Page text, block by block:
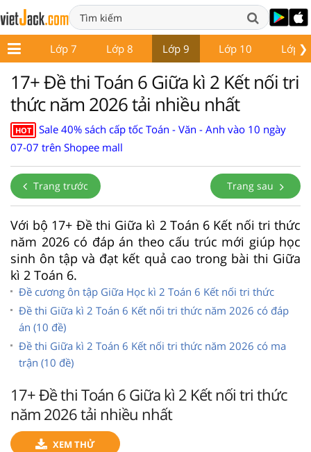
❯
6 Lớp 7 Lớp 8 Lớp 9 Lớp 10 Lớp
17+ Đề thi Toán 6 Giữa kì 2 Kết nối tri
thức năm 2026 tải nhiều nhất
HOT
Sale 40% sách cấp tốc Toán - Văn - Anh vào 10 ngày
07-07 trên Shopee mall
Trang trước Trang sau
Với bộ 17+ Đề thi Giữa kì 2 Toán 6 Kết nối tri thức
năm 2026 có đáp án theo cấu trúc mới giúp học
sinh ôn tập và đạt kết quả cao trong bài thi Giữa
kì 2 Toán 6.
Đề cương ôn tập Giữa Học kì 2 Toán 6 Kết nối tri thức
Đề thi Giữa kì 2 Toán 6 Kết nối tri thức năm 2026 có đáp
án (10 đề)
Đề thi Giữa kì 2 Toán 6 Kết nối tri thức năm 2026 có ma
trận (10 đề)
17+ Đề thi Toán 6 Giữa kì 2 Kết nối tri thức
năm 2026 tải nhiều nhất
XEM THỬ